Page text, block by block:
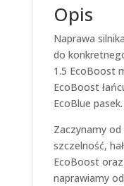
Opis
Naprawa
do
1.5 EcoBoost
EcoBoost
EcoBlue pasek.
Zaczynamy
szczelność,
EcoBoost
naprawiamy